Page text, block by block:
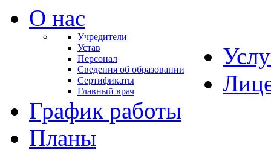
О нас
Учредители
Устав
Персонал
Сведения об образовании
Сертификаты
Главный врач
График работы
Планы